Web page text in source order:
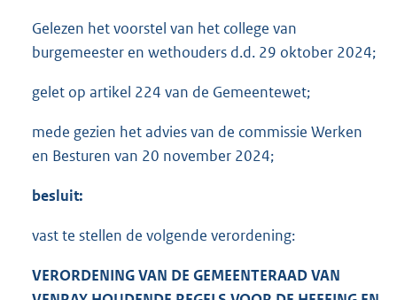
Gelezen het voorstel van het college van
burgemeester en wethouders d.d. 29 oktober 2024;
gelet op artikel 224 van de Gemeentewet;
mede gezien het advies van de commissie Werken
en Besturen van 20 november 2024;
besluit:
vast te stellen de volgende verordening:
VERORDENING VAN DE GEMEENTERAAD VAN